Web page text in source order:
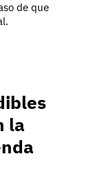
de que
la